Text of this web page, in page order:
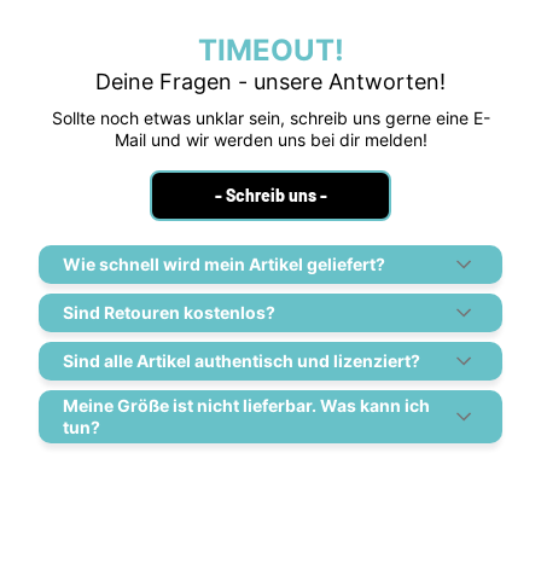
TIMEOUT!
Deine Fragen - unsere Antworten!
Sollte noch etwas unklar sein, schreib uns gerne eine E-
Mail und wir werden uns bei dir melden!
- Schreib uns -
Wie schnell wird mein Artikel geliefert?
Sind Retouren kostenlos?
Sind alle Artikel authentisch und lizenziert?
Meine Größe ist nicht lieferbar. Was kann ich
tun?